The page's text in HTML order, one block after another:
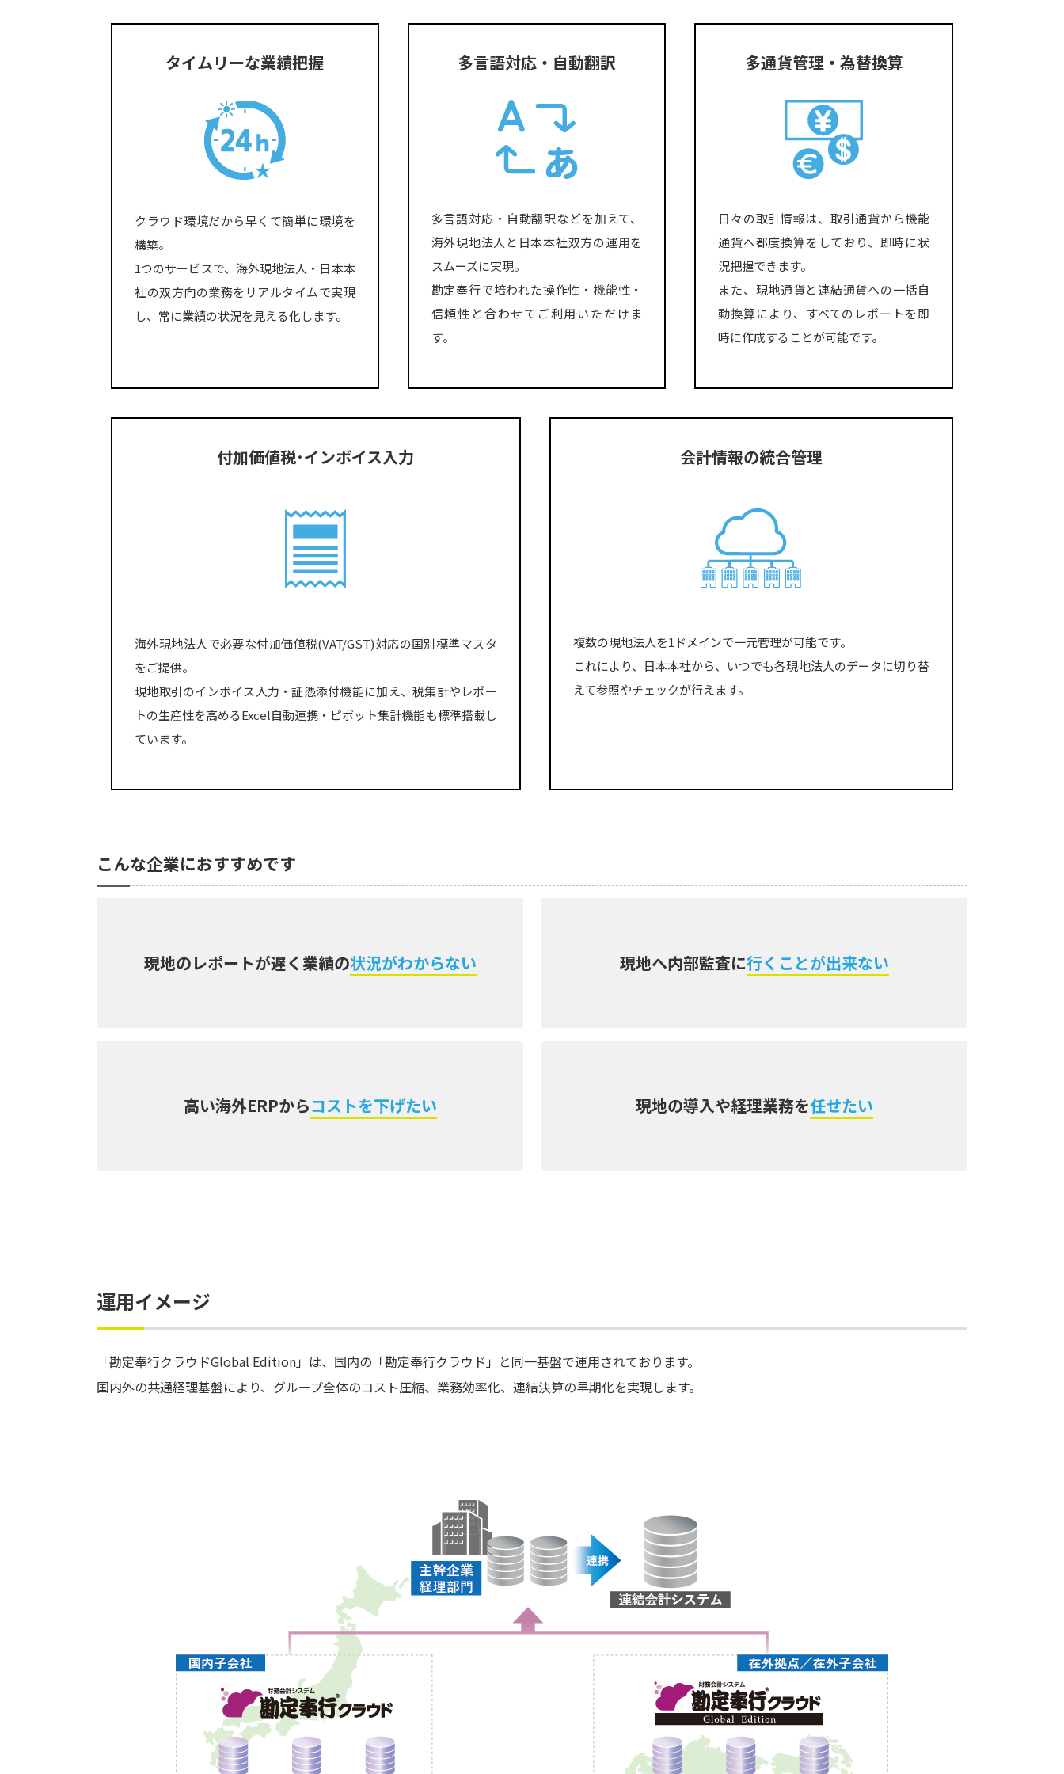
タイムリーな業績把握
クラウド環境だから早くて簡単に環境を
構築。
1つのサービスで、海外現地法人・日本本
社の双方向の業務をリアルタイムで実現
し、常に業績の状況を見える化します。
多言語対応・自動翻訳
多言語対応・自動翻訳などを加えて、
海外現地法人と日本本社双方の運用を
スムーズに実現。
勘定奉行で培われた操作性・機能性・
信頼性と合わせてご利用いただけま
す。
多通貨管理・為替換算
日々の取引情報は、取引通貨から機能
通貨へ都度換算をしており、即時に状
況把握できます。
また、現地通貨と連結通貨への一括自
動換算により、すべてのレポートを即
時に作成することが可能です。
付加価値税･インボイス入力
海外現地法人で必要な付加価値税(VAT/GST)対応の国別標準マスタ
をご提供。
現地取引のインボイス入力・証憑添付機能に加え、税集計やレポー
トの生産性を高めるExcel自動連携・ピボット集計機能も標準搭載し
ています。
会計情報の統合管理
複数の現地法人を1ドメインで一元管理が可能です。
これにより、日本本社から、いつでも各現地法人のデータに切り替
えて参照やチェックが行えます。
こんな企業におすすめです
現地のレポートが遅く業績の状況がわからない 現地へ内部監査に行くことが出来ない
高い海外ERPからコストを下げたい 現地の導入や経理業務を任せたい
運用イメージ
「勘定奉行クラウドGlobal Edition」は、国内の「勘定奉行クラウド」と同一基盤で運用されております。
国内外の共通経理基盤により、グループ全体のコスト圧縮、業務効率化、連結決算の早期化を実現します。